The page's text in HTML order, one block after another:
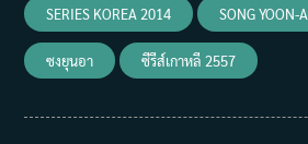
SERIES KOREA 2014 SONG YOON-A
ซงยุนอา ซีรีส์เกาหลี 2557